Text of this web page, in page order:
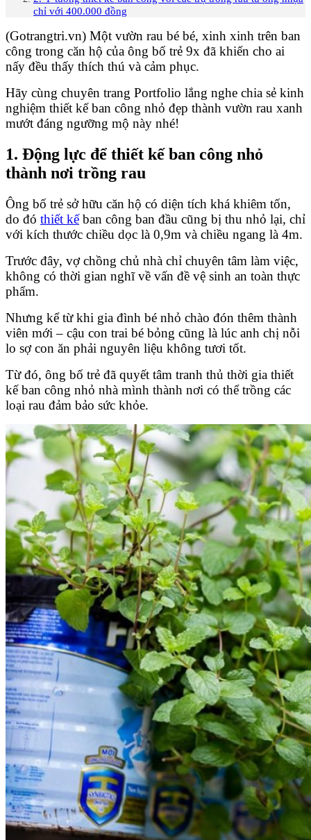
chỉ với 400.000 đồng
(Gotrangtri.vn) Một vườn rau bé bé, xinh xinh trên ban
công trong căn hộ của ông bố trẻ 9x đã khiến cho ai
nấy đều thấy thích thú và cảm phục.
Hãy cùng chuyên trang Portfolio lắng nghe chia sẻ kinh
nghiệm thiết kế ban công nhỏ đẹp thành vườn rau xanh
mướt đáng ngưỡng mộ này nhé!
1. Động lực để thiết kế ban công nhỏ
thành nơi trồng rau
Ông bố trẻ sở hữu căn hộ có diện tích khá khiêm tốn,
do đó thiết kếban công ban đầu cũng bị thu nhỏ lại, chỉ
với kích thước chiều dọc là 0,9m và chiều ngang là 4m.
Trước đây, vợ chồng chủ nhà chỉ chuyên tâm làm việc,
không có thời gian nghĩ về vấn đề vệ sinh an toàn thực
phẩm.
Nhưng kể từ khi gia đình bé nhỏ chào đón thêm thành
viên mới – cậu con trai bé bỏng cũng là lúc anh chị nỗi
lo sợ con ăn phải nguyên liệu không tươi tốt.
Từ đó, ông bố trẻ đã quyết tâm tranh thủ thời gia thiết
kế ban công nhỏ nhà mình thành nơi có thể trồng các
loại rau đảm bảo sức khỏe.